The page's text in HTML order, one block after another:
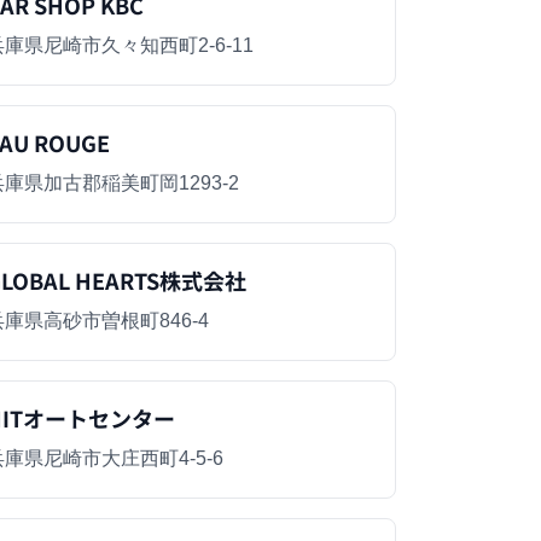
庫県尼崎市久々知西町2-6-11
ROUGE
庫県加古郡稲美町岡1293-2
HEARTS株式会社
庫県高砂市曽根町846-4
オートセンター
庫県尼崎市大庄西町4-5-6